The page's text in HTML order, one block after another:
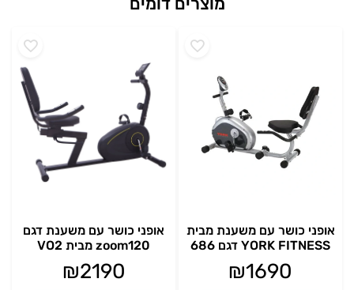
אופני כושר עם משענת מבית
YORK FITNESS דגם 686
₪1690
אופני כושר עם משענת דגם
zoom120 מבית VO2
₪2190